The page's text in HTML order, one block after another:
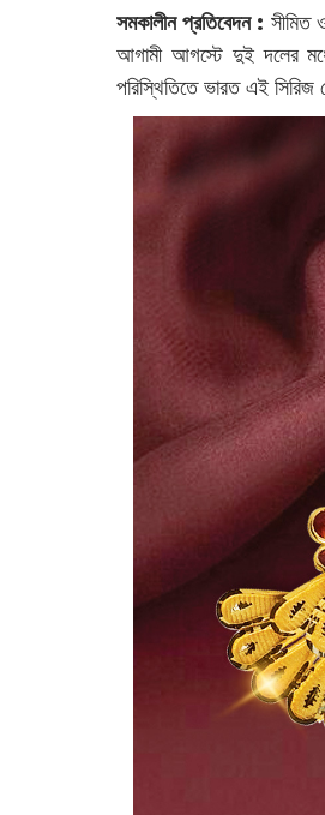
সমকালীন প্রতিবেদন : সীমিত
আগামী আগস্টে দুই দলের
পরিস্থিতিতে ভারত এই